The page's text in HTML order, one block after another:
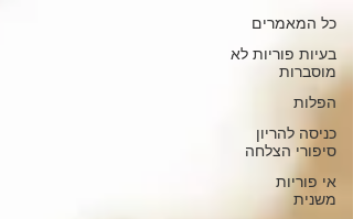
כל המאמרים
בעיות פוריות לא
מוסברות
הפלות
כניסה להריון
סיפורי הצלחה
אי פוריות
משנית